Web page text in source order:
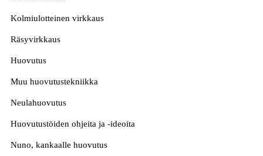
Kolmiulotteinen virkkaus
Räsyvirkkaus
Huovutus
Muu huovutustekniikka
Neulahuovutus
Huovutustöiden ohjeita ja -ideoita
Nuno, kankaalle huovutus